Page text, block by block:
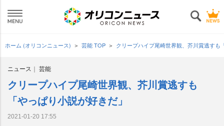
ホーム (オリコンニュース) 芸能 TOP クリープハイプ尾崎世界観、芥川賞逃す
ニュース 芸能
クリープハイプ尾崎世界観、芥川賞逃すも
「やっぱり小説が好きだ」
2021-01-20 17:55